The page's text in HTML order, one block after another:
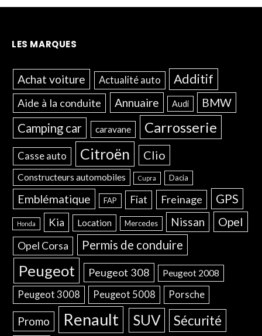
LES MARQUES
Achat voiture Actualité auto Additif
Aide à la conduite Annuaire Audi BMW
Camping car caravane Carrosserie
Casse auto Citroën Clio
Constructeurs automobiles Cupra Dacia
Emblématique FAP Fiat Freinage GPS
Honda Kia Location Mercedes Nissan Opel
Opel Corsa Permis de conduire
Peugeot Peugeot 308 Peugeot 2008
Peugeot 3008 Peugeot 5008 Porsche
Promo Renault SUV Sécurité